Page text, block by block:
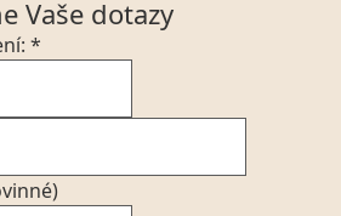
Vaše dotazy
*